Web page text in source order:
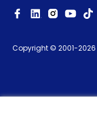
Copyright © 2001-2026